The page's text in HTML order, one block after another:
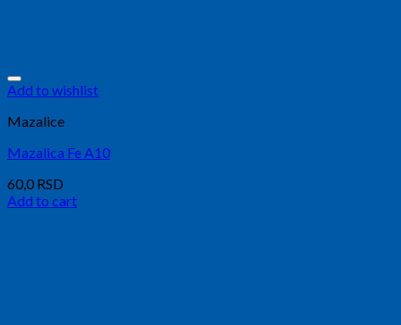
Add to wishlist
Mazalice
Mazalica Fe A10
60,0 RSD
Add to cart